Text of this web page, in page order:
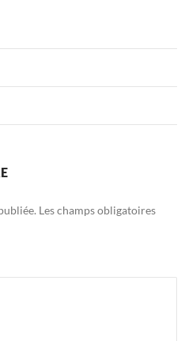
Les champs obligatoires